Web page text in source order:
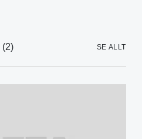
(2) SE ALLT